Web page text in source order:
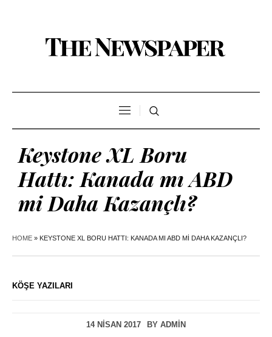
Keystone XL Boru
Hattı: Kanada mı ABD
mi Daha Kazançlı?
HOME » KEYSTONE XL BORU HATTI: KANADA MI ABD MI DAHA KAZANÇLI?
KÖŞE YAZILARI
14 NISAN 2017 BY ADMIN